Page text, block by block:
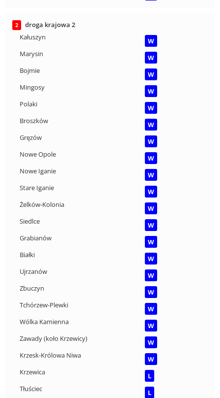
2
droga krajowa 2
Kałuszyn
W
Marysin
W
Bojmie
W
Mingosy
W
Polaki
W
Broszków
W
Gręzów
W
Nowe Opole
W
Nowe Iganie
W
Stare Iganie
W
Żelków-Kolonia
W
Siedlce
W
Grabianów
W
Białki
W
Ujrzanów
W
Zbuczyn
W
Tchórzew-Plewki
W
Wólka Kamienna
W
Zawady (koło Krzewicy)
W
Krzesk-Królowa Niwa
W
Krzewica
L
Tłuściec
L